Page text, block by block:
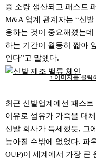
종 소량 생산되고 패스트
M&A 업계 관계자는 “신
응하는 것이 중요해졌는
하는 기간이 월등히 짧아
인다”고 말했다.
↑ 이미지를 클릭
최근 신발업계에선 패스
이유로 섬유가 가죽을 대
신발 회사가 득세했듯, 그
높아질 수밖에 없었다. 파
OUP)이 세계에서 가장 큰